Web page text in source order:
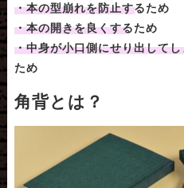
・本の型崩れを防止するため
・本の開きを良くするため
・中身が小口側にせり出して
ため
角背とは？